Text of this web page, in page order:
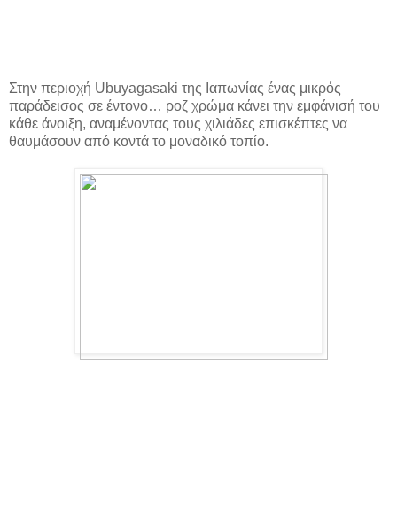
Στην περιοχή Ubuyagasaki της Ιαπωνίας ένας μικρός
παράδεισος σε έντονο… ροζ χρώμα κάνει την εμφάνισή του
κάθε άνοιξη, αναμένοντας τους χιλιάδες επισκέπτες να
θαυμάσουν από κοντά το μοναδικό τοπίο.